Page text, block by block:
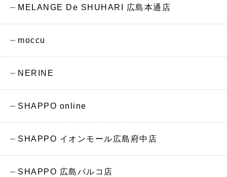
MELANGE De SHUHARI 広島本通店
moccu
NERINE
SHAPPO online
SHAPPO イオンモール広島府中店
SHAPPO 広島パルコ店